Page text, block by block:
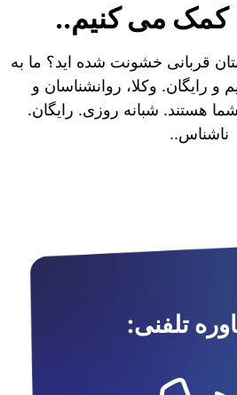
کمک می کنیم..
قربانی خشونت شده اید؟ ما به
رایگان. وکلا، روانشناسان و
هستند. شبانه روزی. رایگان.
ناشناس..
تلفنی: